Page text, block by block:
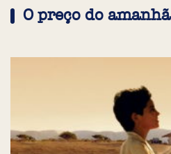
O preço do amanhã